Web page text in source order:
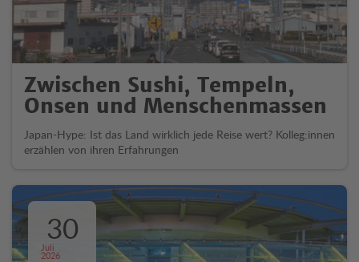
Zwischen Sushi, Tempeln,
Onsen und Menschenmassen
Japan-Hype: Ist das Land wirklich jede Reise wert? Kolleg:innen
erzählen von ihren Erfahrungen
30
Juli
2026